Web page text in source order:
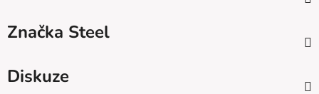
Značka Steel
Diskuze